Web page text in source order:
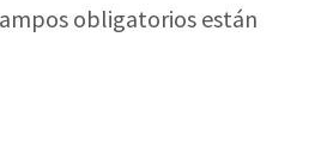
obligatorios están